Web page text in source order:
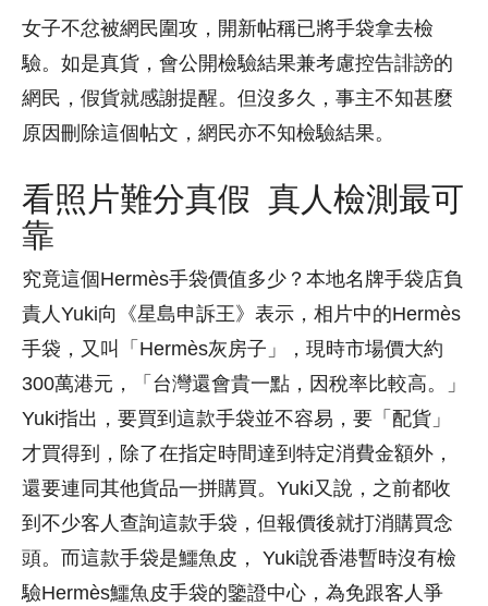
女子不忿被網民圍攻，開新帖稱已將手袋拿去檢
驗。如是真貨，會公開檢驗結果兼考慮控告誹謗的
網民，假貨就感謝提醒。但沒多久，事主不知甚麼
原因刪除這個帖文，網民亦不知檢驗結果。
看照片難分真假 真人檢測最可
靠
究竟這個Hermès手袋價值多少？本地名牌手袋店負
責人Yuki向《星島申訴王》表示，相片中的Hermès
手袋，又叫「Hermès灰房子」，現時市場價大約
300萬港元，「台灣還會貴一點，因稅率比較高。」
Yuki指出，要買到這款手袋並不容易，要「配貨」
才買得到，除了在指定時間達到特定消費金額外，
還要連同其他貨品一拼購買。Yuki又說，之前都收
到不少客人查詢這款手袋，但報價後就打消購買念
頭。而這款手袋是鱷魚皮， Yuki說香港暫時沒有檢
驗Hermès鱷魚皮手袋的鑒證中心，為免跟客人爭